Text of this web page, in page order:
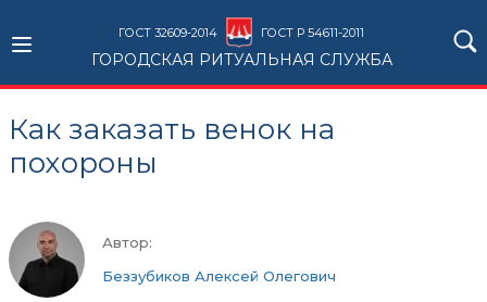
ГОСТ 32609-2014 ГОСТ Р 54611-2011
ГОРОДСКАЯ РИТУАЛЬНАЯ СЛУЖБА
Как заказать венок на
похороны
Автор:
Беззубиков Алексей Олегович